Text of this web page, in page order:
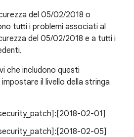
del 05/02/2018 o
tutti i problemi associati al
del 05/02/2018 e a tutti i
che includono questi
il livello della stringa
02-01]
02-05]